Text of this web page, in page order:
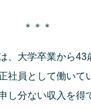
＊＊＊
、大学卒業から43
社員として働いて
し分ない収入を得